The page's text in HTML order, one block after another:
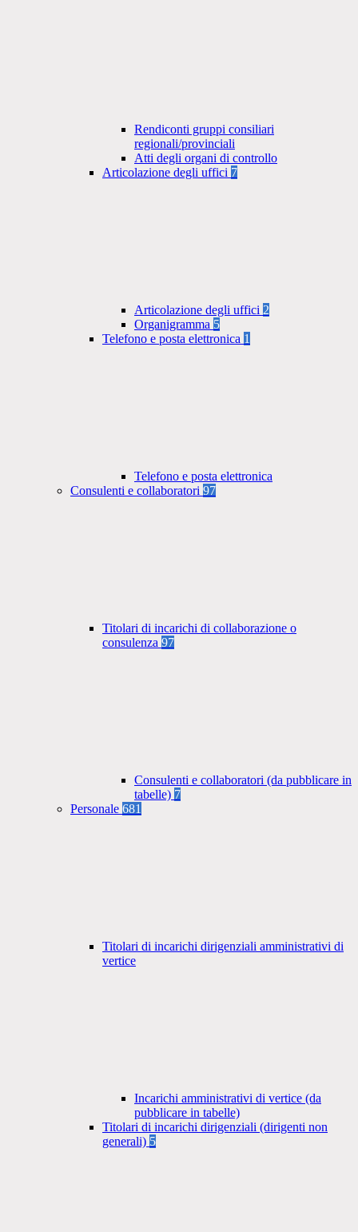
Rendiconti gruppi consiliari
regionali/provinciali
Atti degli organi di controllo
Articolazione degli uffici 7
Articolazione degli uffici 2
Organigramma 5
Telefono e posta elettronica 1
Telefono e posta elettronica
Consulenti e collaboratori 97
Titolari di incarichi di collaborazione o
consulenza 97
Consulenti e collaboratori (da pubblicare in
tabelle) 7
Personale 681
Titolari di incarichi dirigenziali amministrativi di
vertice
Incarichi amministrativi di vertice (da
pubblicare in tabelle)
Titolari di incarichi dirigenziali (dirigenti non
generali) 5